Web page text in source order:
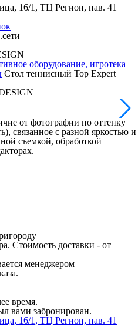
16/1, ТЦ Регион, пав. 41
оборудование, игротека
Стол теннисный Top Expert
от фотографии по оттенку
связанное с разной яркостью и
съемкой, обработкой
Стоимость доставки - от
менеджером
время.
вами забронирован.
16/1, ТЦ Регион, пав. 41